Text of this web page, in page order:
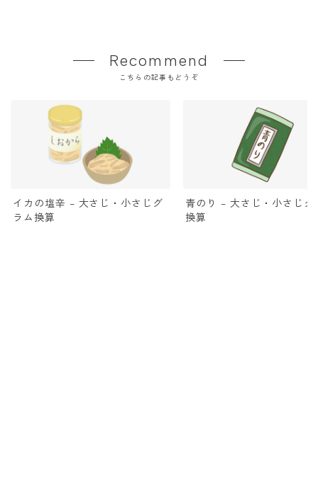
Recommend
こちらの記事もどうぞ
イカの塩辛 – 大さじ・小さじグ
ラム換算
青のり – 大さじ・小さじグ
換算